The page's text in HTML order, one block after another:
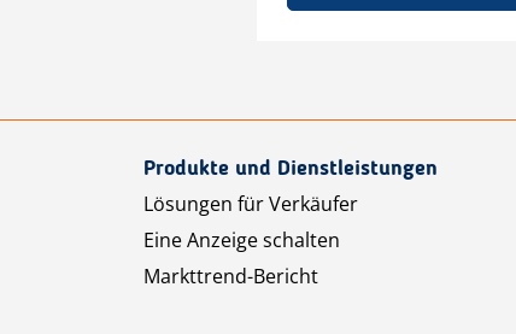
Produkte und Dienstleistungen
Lösungen für Verkäufer
Eine Anzeige schalten
Markttrend-Bericht